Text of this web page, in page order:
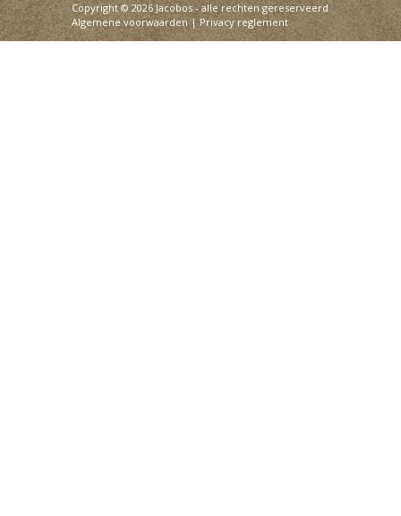
Copyright © 2026 Jacobos - alle rechten gereserveerd
Algemene voorwaarden|Privacy reglement